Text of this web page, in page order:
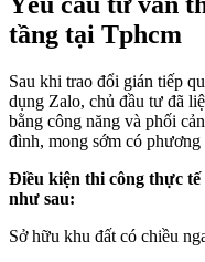
tầng tại Tphcm
Sau khi trao đổi gián tiếp
dụng Zalo, chủ đầu tư đã
bằng công năng và phối
đình, mong sớm có
Điều kiện thi công thực
như sau:
Sở hữu khu đất có chiều